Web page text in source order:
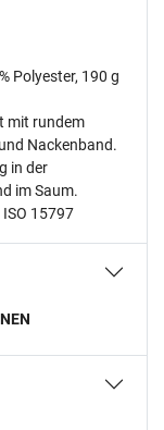
Polyester, 190 g
mit rundem
Nackenband.
in der
im Saum.
15797